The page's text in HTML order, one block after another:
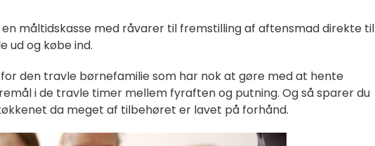
måltidskasse med råvarer til fremstilling af aftensmad direkte til
ud og købe ind.
den travle børnefamilie som har nok at gøre med at hente
i de travle timer mellem fyraften og putning. Og så sparer du
da meget af tilbehøret er lavet på forhånd.